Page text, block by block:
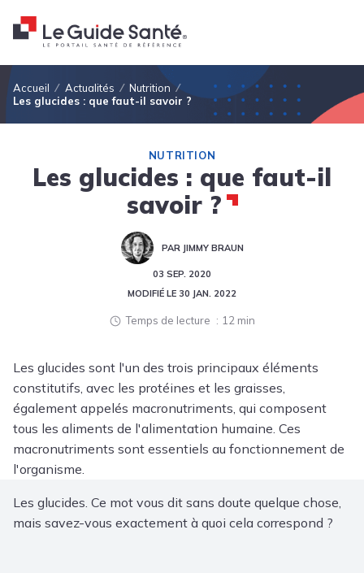
Fil d'Ariane
Accueil Actualités
Nutrition
Les glucides : que faut-il savoir ?
NUTRITION
Les glucides : que faut-il
savoir ?
PAR JIMMY BRAUN
03 SEP. 2020
MODIFIÉ LE 30 JAN. 2022
Temps de lecture 12 min
Les glucides sont l'un des trois principaux éléments
constitutifs, avec les protéines et les graisses,
également appelés macronutriments, qui composent
tous les aliments de l'alimentation humaine. Ces
macronutriments sont essentiels au fonctionnement de
l'organisme.
Les glucides. Ce mot vous dit sans doute quelque chose,
mais savez-vous exactement à quoi cela correspond ?